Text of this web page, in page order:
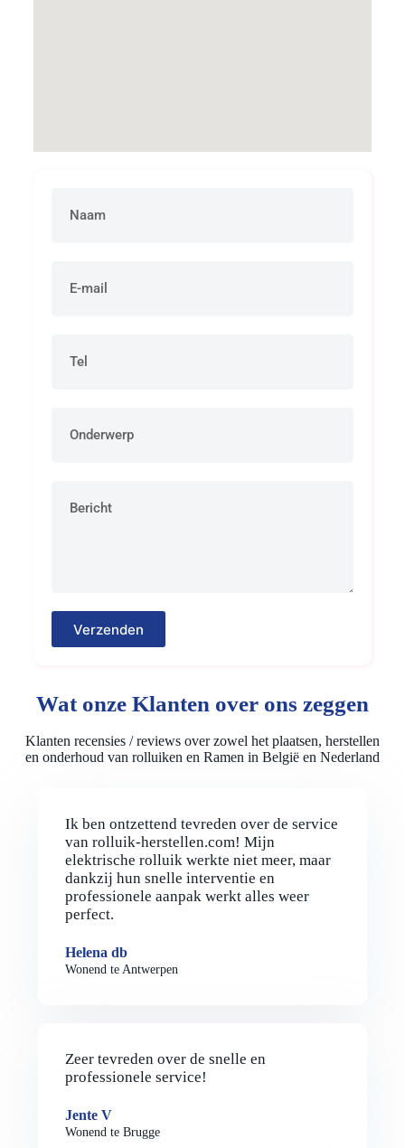
Verzenden
Wat onze Klanten over ons zeggen
Klanten recensies / reviews over zowel het plaatsen, herstellen
en onderhoud van rolluiken en Ramen in België en Nederland
Ik ben ontzettend tevreden over de service
van rolluik-herstellen.com! Mijn
elektrische rolluik werkte niet meer, maar
dankzij hun snelle interventie en
professionele aanpak werkt alles weer
perfect.
Helena db
Wonend te Antwerpen
Zeer tevreden over de snelle en
professionele service!
Jente V
Wonend te Brugge